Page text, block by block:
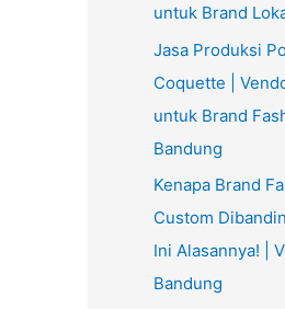
untuk Brand
Jasa Produksi
Coquette |
untuk Brand
Bandung
Kenapa Brand
Custom
Ini Alasannya! |
Bandung